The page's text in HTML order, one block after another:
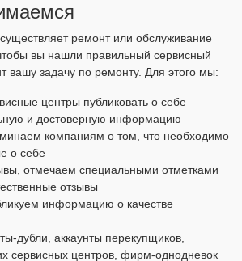
ремонт или обслуживание
вы нашли правильный сервисный
вашу задачу по ремонту. Для этого мы:
центры публиковать о себе
и достоверную информацию
компаниям о том, что необходимо
о себе
отмечаем специальными отметками
отзывы
информацию о качестве
дубли, аккаунты перекупщиков,
сервисных центров, фирм-однодневок